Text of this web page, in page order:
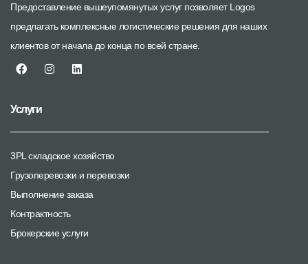
Предоставление вышеупомянутых услуг позволяет Logos
предлагать комплексные логистические решения для наших
клиентов от начала до конца по всей стране.
Услуги
3PL складское хозяйство
Грузоперевозки и перевозки
Выполнение заказа
Контрактность
Брокерские услуги